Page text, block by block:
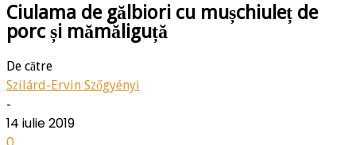
Ciulama de gălbiori cu mușchiuleț de
porc și mămăliguță
De către
Szilárd-Ervin Szőgyényi
-
14 iulie 2019